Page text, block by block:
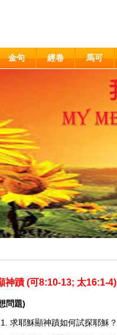
金句 經卷 馬可
神蹟 (可8:10-13; 太16:1-4)
問題)
求耶穌顯神蹟如何試探耶穌？